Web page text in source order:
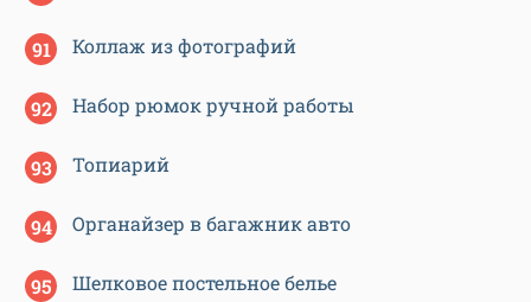
Коллаж из фотографий
Набор рюмок ручной работы
Топиарий
Органайзер в багажник авто
Шелковое постельное белье